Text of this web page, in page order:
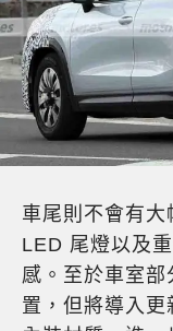
車尾則不會有
LED 尾燈以及
感。至於車室
置，但將導入